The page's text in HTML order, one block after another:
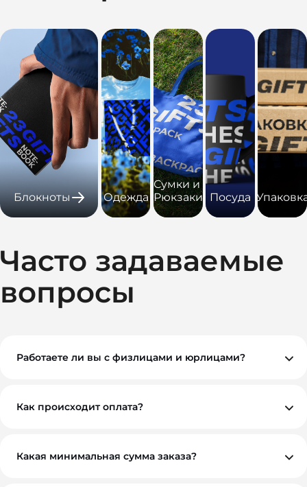
Блокноты Одежда
Сумки и
Рюкзаки
Посуда
Часто задаваемые
вопросы
Работаете ли вы с физлицами и юрлицами?
Как происходит оплата?
обсудим индивидуально. Для оптовых и
корпоративных клиентов возможны гибкие условия.
Какая минимальная сумма заказа?